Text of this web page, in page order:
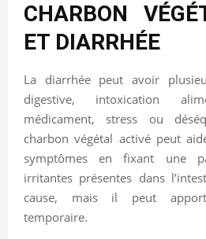
CHARBON
ET DIARRHÉE
La diarrhée peut avoir
digestive, intoxication
médicament, stress ou
charbon végétal activé peut
symptômes en fixant une
irritantes présentes dans
cause, mais il peut
temporaire.